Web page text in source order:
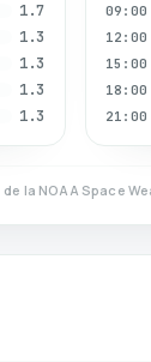
1.7
1.3
1.3
1.3
1.3
09:00
12:00
15:00
18:00
21:00
de la NOAA Space